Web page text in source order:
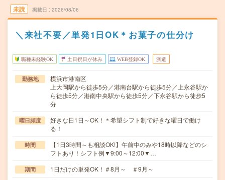
未読 掲載日 2026/08/06
＼来社不要／単発1日OK＊お菓子の仕分け
職種未経験OK 土日祝日が休み WEB登録OK 派遣
勤務地
横浜市港南区
上大岡駅から徒歩5分／港南台駅から徒歩5分／上永谷駅か
ら徒歩5分／港南中央駅から徒歩5分／下永谷駅から徒歩5
分
曜日頻度
好きな日1日～OK！＊希望シフト制で好きな曜日で働け
る！
時間
【1日3時間～も相談OK!】午前中のみや18時以降などのシ
フトあり！シフト例▼9:00～12:00▼…
期間 1日だけの単発OK！＃8月～ ＃9月～